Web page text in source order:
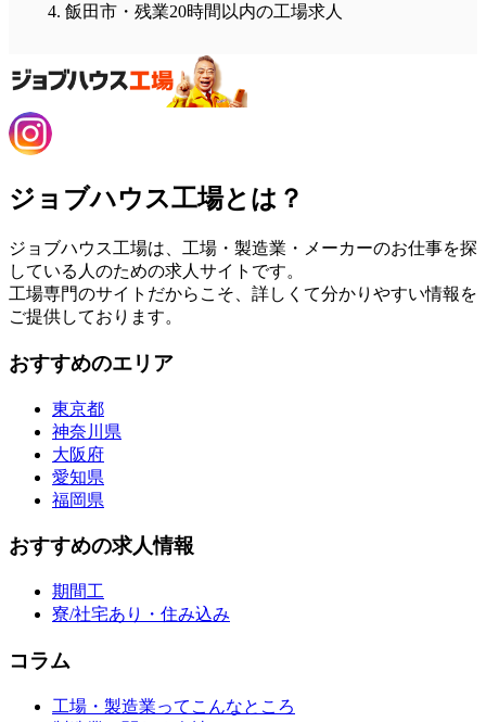
飯田市・残業20時間以内の工場求人
ジョブハウス工場とは？
ジョブハウス工場は、工場・製造業・メーカーのお仕事を探
している人のための求人サイトです。
工場専門のサイトだからこそ、詳しくて分かりやすい情報を
ご提供しております。
おすすめのエリア
東京都
神奈川県
大阪府
愛知県
福岡県
おすすめの求人情報
期間工
寮/社宅あり・住み込み
コラム
工場・製造業ってこんなところ